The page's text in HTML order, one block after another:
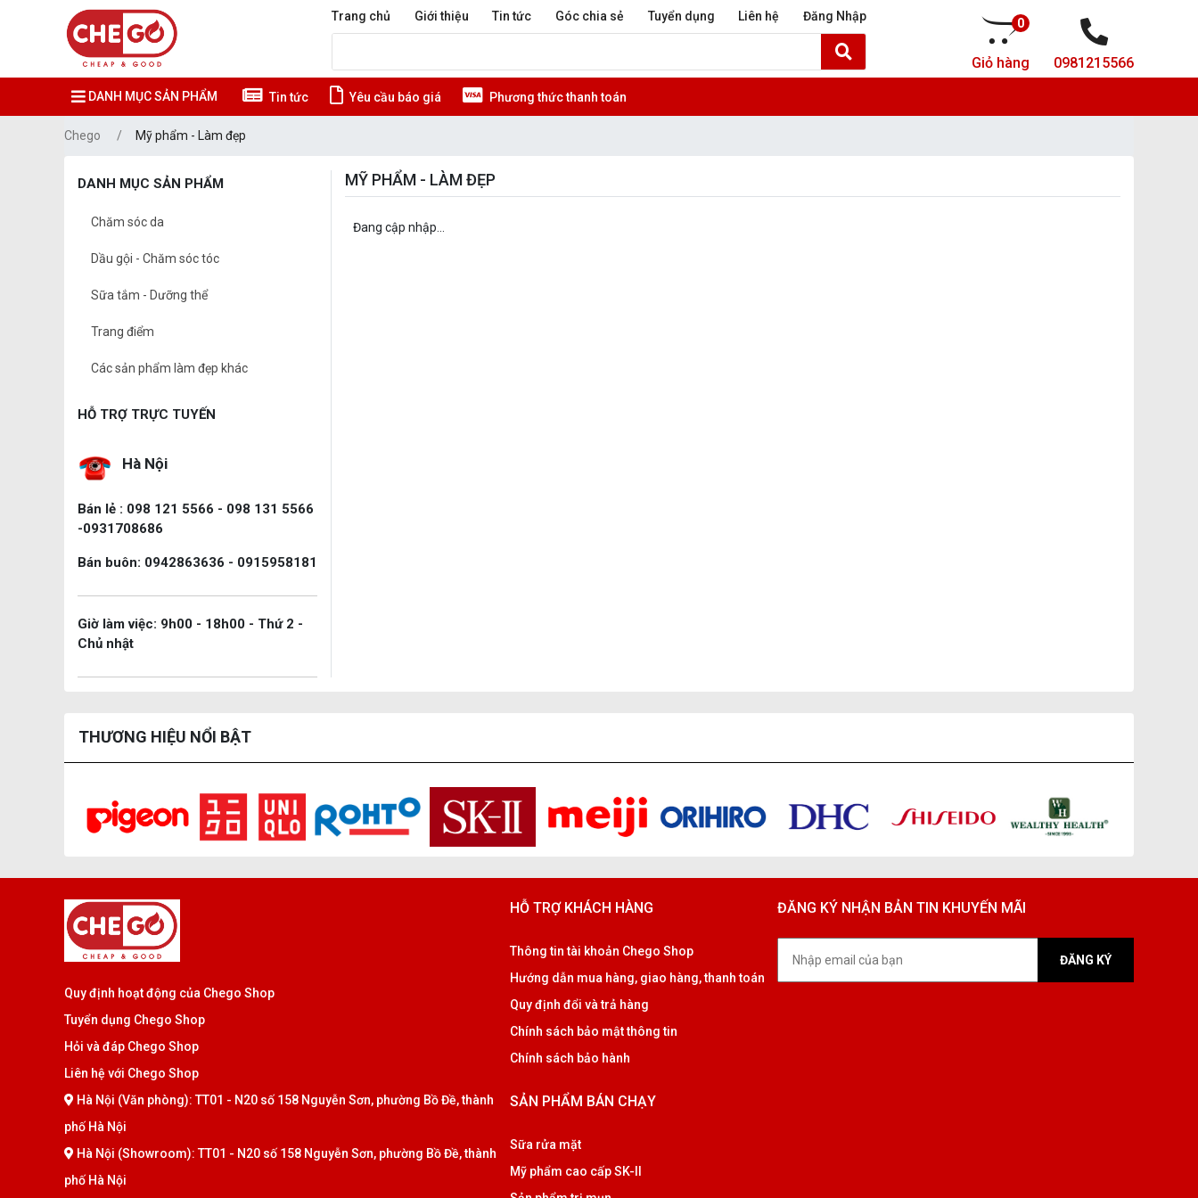
Giỏ hàng
0
0981215566
Trang chủ Giới thiệu Tin tức Góc chia sẻ Tuyển dụng Liên hệ Đăng Nhập
DANH MỤC SẢN PHẨM Tin tức Yêu cầu báo giá Phương thức thanh toán
Chego Mỹ phẩm - Làm đẹp
DANH MỤC SẢN PHẨM
Chăm sóc da
Dầu gội - Chăm sóc tóc
Sữa tắm - Dưỡng thể
Trang điểm
Các sản phẩm làm đẹp khác
HỖ TRỢ TRỰC TUYẾN
Hà Nội
Bán lẻ : 098 121 5566 - 098 131 5566
-0931708686
Bán buôn: 0942863636 - 0915958181
Giờ làm việc: 9h00 - 18h00 - Thứ 2 -
Chủ nhật
MỸ PHẨM - LÀM ĐẸP
Đang cập nhập...
THƯƠNG HIỆU NỔI BẬT
Quy định hoạt động của Chego Shop
Tuyển dụng Chego Shop
Hỏi và đáp Chego Shop
Liên hệ với Chego Shop
Hà Nội (Văn phòng): TT01 - N20 số 158 Nguyễn Sơn, phường Bồ Đề, thành
phố Hà Nội
Hà Nội (Showroom): TT01 - N20 số 158 Nguyễn Sơn, phường Bồ Đề, thành
phố Hà Nội
HỖ TRỢ KHÁCH HÀNG
Thông tin tài khoản Chego Shop
Hướng dẫn mua hàng, giao hàng, thanh toán
Quy định đổi và trả hàng
Chính sách bảo mật thông tin
Chính sách bảo hành
SẢN PHẨM BÁN CHẠY
Sữa rửa mặt
Mỹ phẩm cao cấp SK-II
ĐĂNG KÝ NHẬN BẢN TIN KHUYẾN MÃI
ĐĂNG KÝ